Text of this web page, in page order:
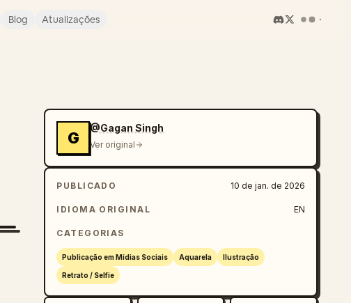
Blog Atualizações
G
@Gagan Singh
Ver original
PUBLICADO 10 de jan. de 2026
IDIOMA ORIGINAL EN
CATEGORIAS
Publicação em Mídias Sociais Aquarela Ilustração
Retrato / Selfie